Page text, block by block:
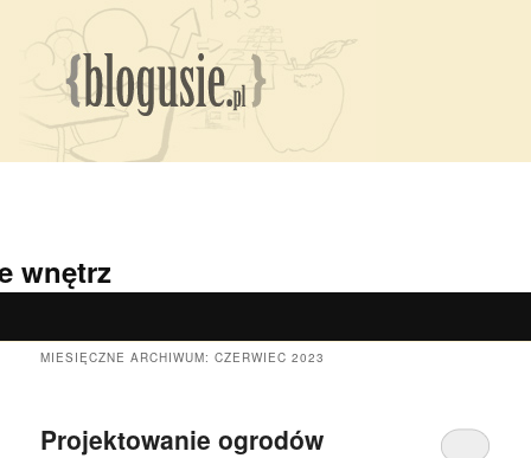
wnętrz
MIESIĘCZNE ARCHIWUM:CZERWIEC 2023
Projektowanie ogrodów